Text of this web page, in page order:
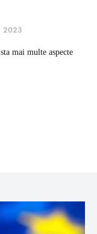
2023
mai multe aspecte